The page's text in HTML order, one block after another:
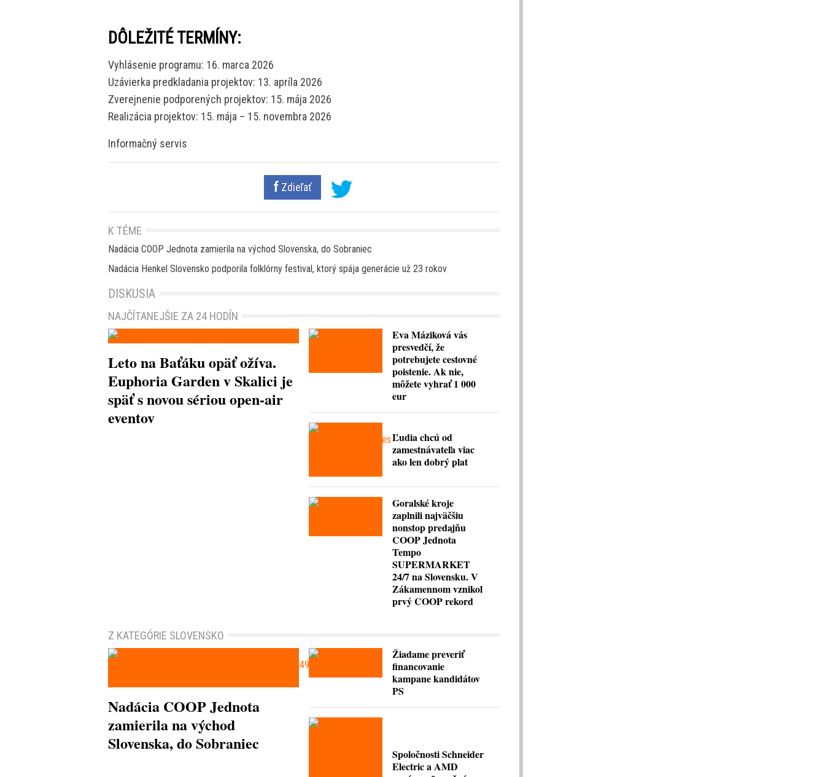
DÔLEŽITÉ TERMÍNY:
Vyhlásenie programu: 16. marca 2026
Uzávierka predkladania projektov: 13. apríla 2026
Zverejnenie podporených projektov: 15. mája 2026
Realizácia projektov: 15. mája – 15. novembra 2026
Informačný servis
Zdieľať
K TÉME
Nadácia COOP Jednota zamierila na východ Slovenska, do Sobraniec
Nadácia Henkel Slovensko podporila folklórny festival, ktorý spája generácie už 23 rokov
DISKUSIA
NAJČÍTANEJŠIE ZA 24 HODÍN
Leto na Baťáku opäť ožíva.
Euphoria Garden v Skalici je
späť s novou sériou open-air
eventov
Eva Máziková vás
presvedčí, že
potrebujete cestovné
poistenie. Ak nie,
môžete vyhrať 1 000
eur
Ľudia chcú od
zamestnávateľa viac
ako len dobrý plat
Goralské kroje
zaplnili najväčšiu
nonstop predajňu
COOP Jednota
Tempo
SUPERMARKET
24/7 na Slovensku. V
Zákamennom vznikol
prvý COOP rekord
Z KATEGÓRIE SLOVENSKO
Nadácia COOP Jednota
zamierila na východ
Slovenska, do Sobraniec
Žiadame preveriť
financovanie
kampane kandidátov
PS
Spoločnosti Schneider
Electric a AMD